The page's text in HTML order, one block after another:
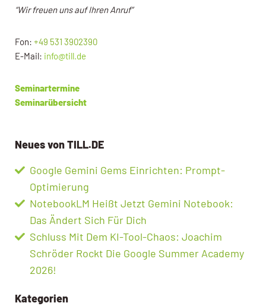
“Wir freuen uns auf Ihren Anruf”
Fon: +49 531 3902390
E-Mail: info@till.de
Seminartermine
Seminarübersicht
Neues von TILL.DE
Google Gemini Gems Einrichten: Prompt-
Optimierung
NotebookLM Heißt Jetzt Gemini Notebook:
Das Ändert Sich Für Dich
Schluss Mit Dem KI-Tool-Chaos: Joachim
Schröder Rockt Die Google Summer Academy
2026!
Kategorien